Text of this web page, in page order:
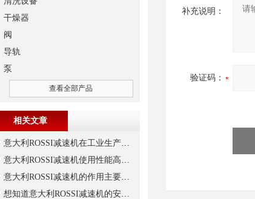
补充说明：
验证码：
干燥器
阀
导轨
泵
查看全部产品
相关文章
意大利ROSSI减速机在工业生产中的主要应用场景与技术优势
意大利ROSSI减速机使用性能高、持久，运行平稳
意大利ROSSI减速机的作用主要包括哪些？
想知道意大利ROSSI减速机的安装技巧，那就看这里